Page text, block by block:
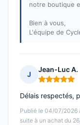
notre boutique
Bien à vous,
L'équipe de
J
Jean-Luc A.
Note : 5 sur 5
Publié le 04/07/2026
suite à un achat du
Délais respectés,